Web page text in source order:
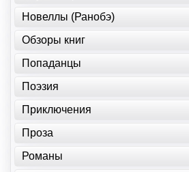
Новеллы (Ранобэ)
Обзоры книг
Попаданцы
Поэзия
Приключения
Проза
Романы